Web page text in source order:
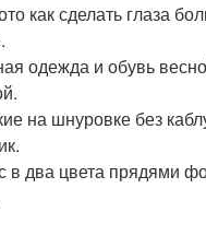
как сделать глаза
одежда и обувь
на шнуровке без
в два цвета прядями